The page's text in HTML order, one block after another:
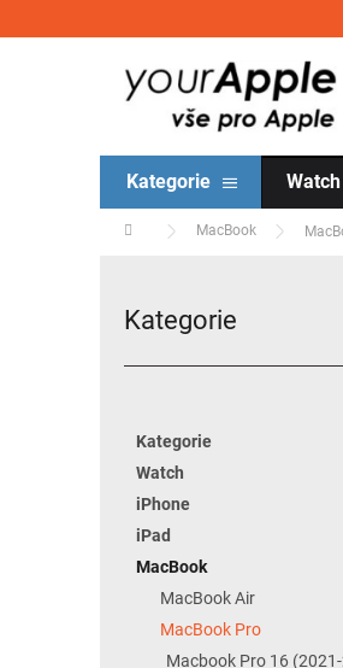
Kategorie Watch
Domů MacBook
Přeskočit kategorie
Kategorie
Kategorie
Watch
iPhone
iPad
MacBook
MacBook Air
MacBook Pro
Macbook Pro 16